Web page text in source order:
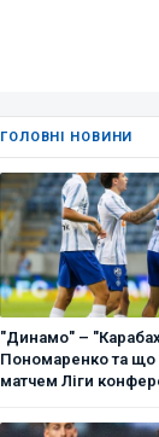
ГОЛОВНІ НОВИНИ
"Динамо" –
Пономаренко та що
матчем Ліги